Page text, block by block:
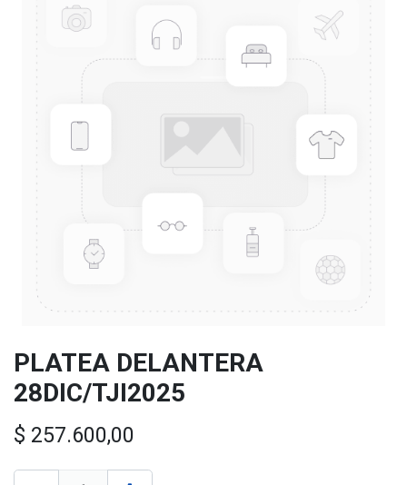
PLATEA DELANTERA
28DIC/TJI2025
$ 257.600,00